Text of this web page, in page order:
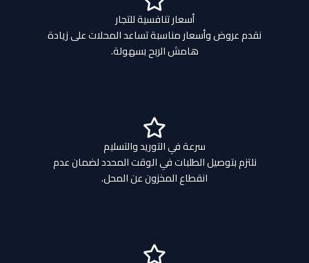
أسعار تنافسية للتجار
نقدم عروض وأسعار مناسبة تساعد المحلات على زيادة
هامش الربح بسهولة.
سرعة في التوريد والتسليم
نلتزم بتوصيل الطلبات في الوقت المحدد لضمان عدم
انقطاع المخزون عن المحل.